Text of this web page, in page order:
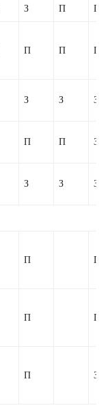
З П П
П П П
З З З
П П З
З З З
П П
П П
П З